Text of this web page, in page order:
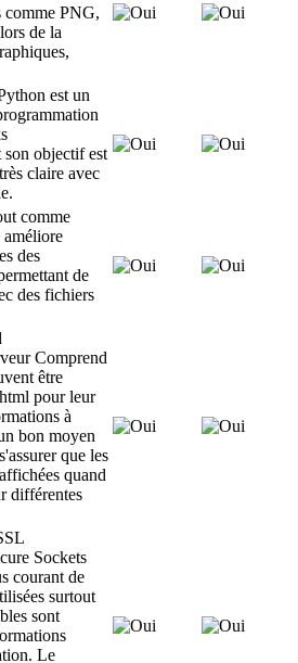
comme PNG,
de la
est un
son objectif est
claire avec
comme
des
de
des fichiers
Comprend
être
pour leur
à
bon moyen
que les
quand
différentes
Sockets
courant de
surtout
sont
Le